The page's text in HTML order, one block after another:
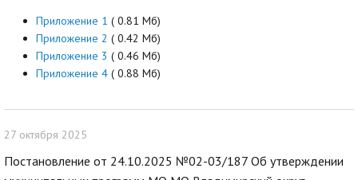
Приложение 1 ( 0.81 Мб)
Приложение 2 ( 0.42 Мб)
Приложение 3 ( 0.46 Мб)
Приложение 4 ( 0.88 Мб)
27 октября 2025
Постановление от 24.10.2025 №02-03/187 Об утверждении